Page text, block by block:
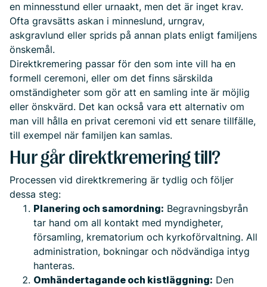
en minnesstund eller urnaakt, men det är inget krav.
Ofta gravsätts askan i minneslund, urngrav,
askgravlund eller sprids på annan plats enligt familjens
önskemål.
Direktkremering passar för den som inte vill ha en
formell ceremoni, eller om det finns särskilda
omständigheter som gör att en samling inte är möjlig
eller önskvärd. Det kan också vara ett alternativ om
man vill hålla en privat ceremoni vid ett senare tillfälle,
till exempel när familjen kan samlas.
Hur går direktkremering till?
Processen vid direktkremering är tydlig och följer
dessa steg:
Planering och samordning: Begravningsbyrån
tar hand om all kontakt med myndigheter,
församling, krematorium och kyrkoförvaltning. All
administration, bokningar och nödvändiga intyg
hanteras.
Omhändertagande och kistläggning: Den